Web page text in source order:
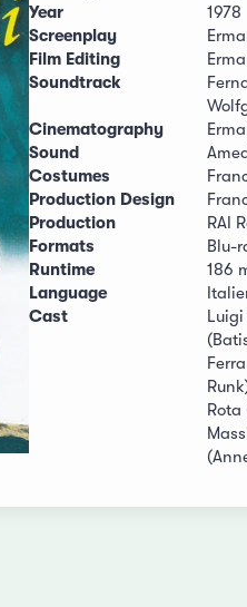
Year
1978
Screenplay
Film Editing
Soundtrack
Cinematography
Sound
Costumes
Production Design
Production
RAI
Formats
Blu-
Runtime
186
Language
Cast